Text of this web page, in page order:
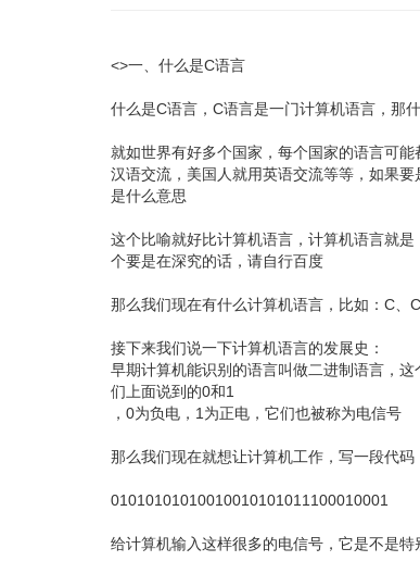
<>一、什么是C语言
什么是C语言，C语言是一门计算机语言，那
就如世界有好多个国家，每个国家的语言可
汉语交流，美国人就用英语交流等等，如果
是什么意思
这个比喻就好比计算机语言，计算机语言就
个要是在深究的话，请自行百度
那么我们现在有什么计算机语言，比如：C
接下来我们说一下计算机语言的发展史：
早期计算机能识别的语言叫做二进制语言，
们上面说到的0和1
，0为负电，1为正电，它们也被称为电信号
那么我们现在就想让计算机工作，写一段代
01010101010010010101011100010001
给计算机输入这样很多的电信号，它是不是